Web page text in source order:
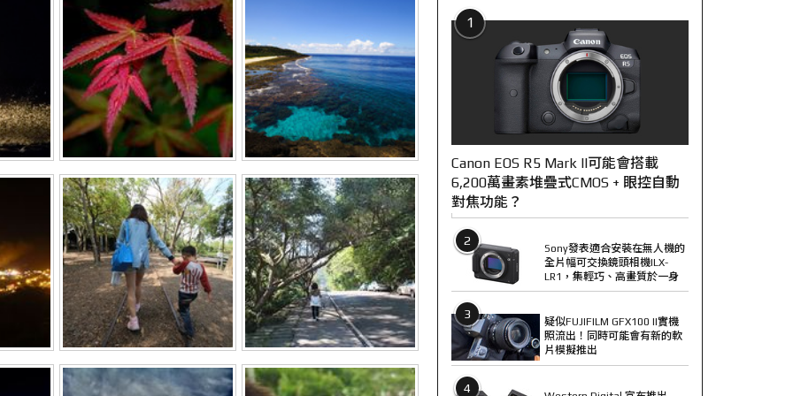
1
Canon EOS R5 Mark II可能會搭載
6,200萬畫素堆疊式CMOS + 眼控自動
對焦功能？
2
Sony發表適合安裝在無人機的
全片幅可交換鏡頭相機ILX-
LR1，集輕巧、高畫質於一身
3
疑似FUJIFILM GFX100 II實機
照流出！同時可能會有新的軟
片模擬推出
4